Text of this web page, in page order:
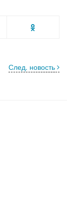
След. новость